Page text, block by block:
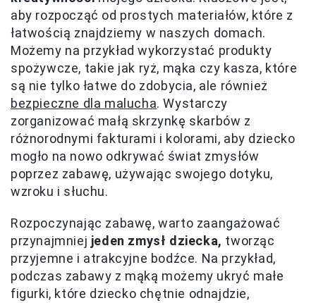
aby rozpocząć od prostych materiałów, które z
łatwością znajdziemy w naszych domach.
Możemy na przykład wykorzystać produkty
spożywcze, takie jak ryż, mąka czy kasza, które
są nie tylko łatwe do zdobycia, ale również
bezpieczne dla malucha. Wystarczy
zorganizować małą skrzynkę skarbów z
różnorodnymi fakturami i kolorami, aby dziecko
mogło na nowo odkrywać świat zmysłów
poprzez zabawę, używając swojego dotyku,
wzroku i słuchu.
Rozpoczynając zabawę, warto zaangażować
przynajmniej jeden zmysł dziecka, tworząc
przyjemne i atrakcyjne bodźce. Na przykład,
podczas zabawy z mąką możemy ukryć małe
figurki, które dziecko chętnie odnajdzie,